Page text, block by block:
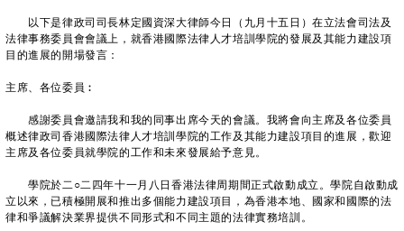
​以下是律政司司長林定國資深大律師今日（九月十五日）在立法會司法及
法律事務委員會會議上，就香港國際法律人才培訓學院的發展及其能力建設項
目的進展的開場發言：
主席、各位委員︰
感謝委員會邀請我和我的同事出席今天的會議。我將會向主席及各位委員
概述律政司香港國際法律人才培訓學院的工作及其能力建設項目的進展，歡迎
主席及各位委員就學院的工作和未來發展給予意見。
學院於二○二四年十一月八日香港法律周期間正式啟動成立。學院自啟動成
立以來，已積極開展和推出多個能力建設項目，為香港本地、國家和國際的法
律和爭議解決業界提供不同形式和不同主題的法律實務培訓。